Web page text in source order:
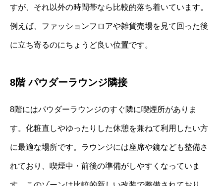
すが、それ以外の時間帯なら比較的落ち着いています。
例えば、ファッションフロアや雑貨売場を見て回った後
に立ち寄るのにちょうど良い位置です。
8階 パウダーラウンジ隣接
8階にはパウダーラウンジのすぐ隣に喫煙所がありま
す。化粧直しやゆったりした休憩を兼ねて利用したい方
に最適な場所です。ラウンジには座席や鏡なども整備さ
れており、喫煙中・前後の準備がしやすくなっていま